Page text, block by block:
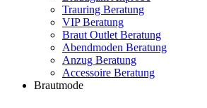
Trauring Beratung
VIP Beratung
Braut Outlet Beratung
Abendmoden Beratung
Anzug Beratung
Accessoire Beratung
Brautmode